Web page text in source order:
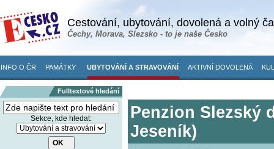
Cestování, ubytování, dovolená a volný
Čechy, Morava, Slezsko - to je naše Česko
INFO O ČR PAMÁTKY UBYTOVÁNÍ A STRAVOVÁNÍ AKTIVNÍ DOVOLENÁ
Fulltextové hledání
Sekce, kde hledat:
Penzion Slezský
Jeseník)